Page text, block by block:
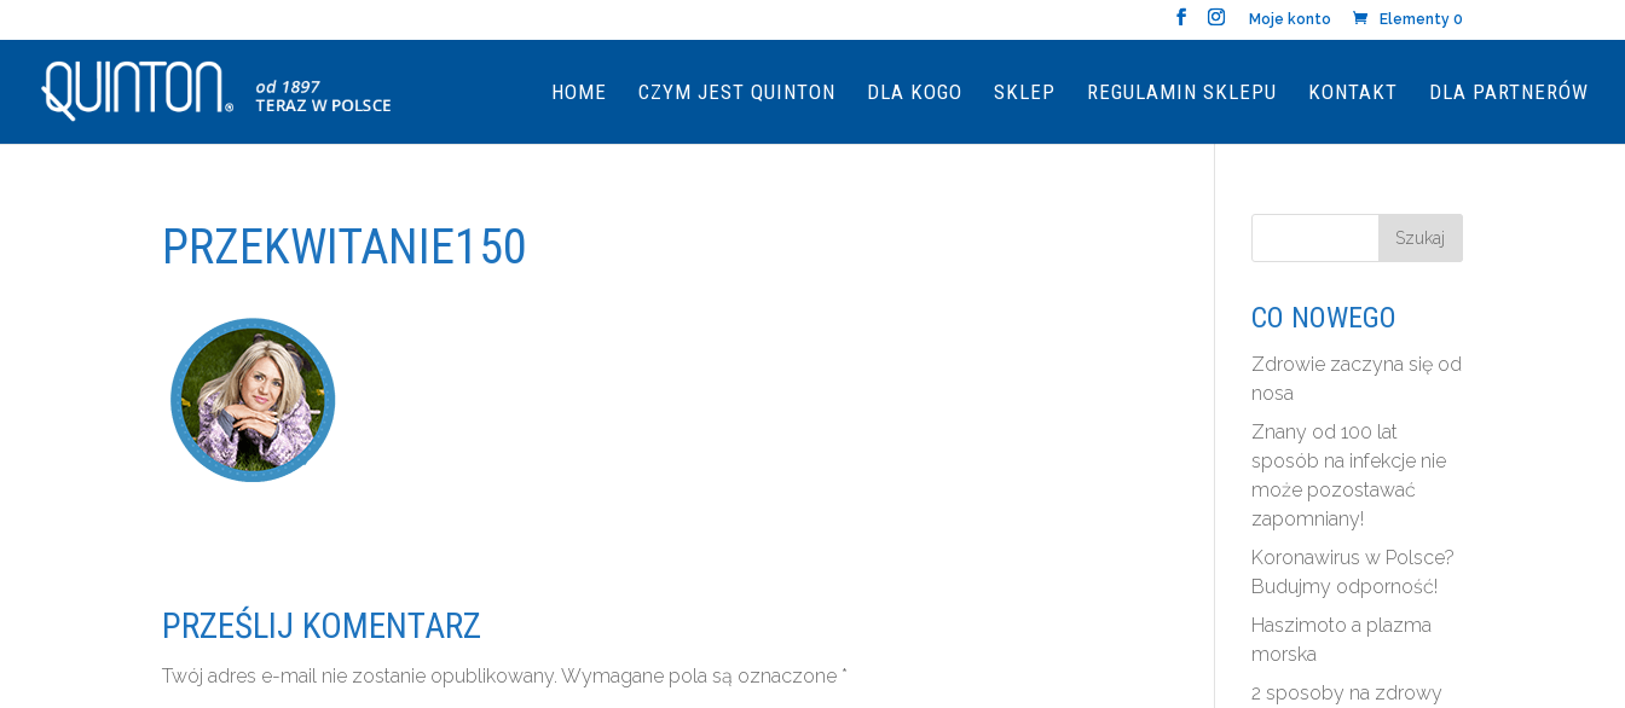
Moje konto Elementy 0
HOME CZYM JEST QUINTON DLA KOGO SKLEP REGULAMIN SKLEPU KONTAKT DLA PARTNERÓW
PRZEKWITANIE150
PRZEŚLIJ KOMENTARZ
Twój adres e-mail nie zostanie opublikowany. Wymagane pola są oznaczone *
CO NOWEGO
Zdrowie zaczyna się od
nosa
Znany od 100 lat
sposób na infekcje nie
może pozostawać
zapomniany!
Koronawirus w Polsce?
Budujmy odporność!
Haszimoto a plazma
morska
2 sposoby na zdrowy